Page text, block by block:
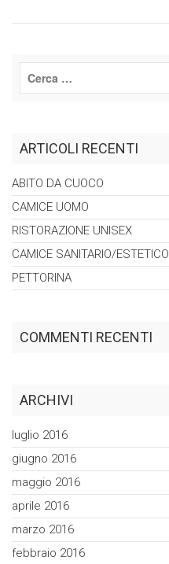
ARTICOLI RECENTI
ABITO DA CUOCO
CAMICE UOMO
RISTORAZIONE UNISEX
CAMICE SANITARIO/ESTETICO
PETTORINA
COMMENTI RECENTI
ARCHIVI
luglio 2016
giugno 2016
maggio 2016
aprile 2016
marzo 2016
febbraio 2016